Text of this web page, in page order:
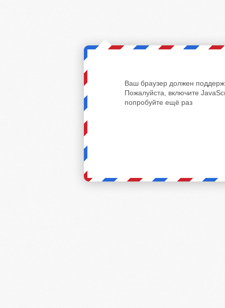
Ваш браузер должен
Пожалуйста, включите
попробуйте ещё раз